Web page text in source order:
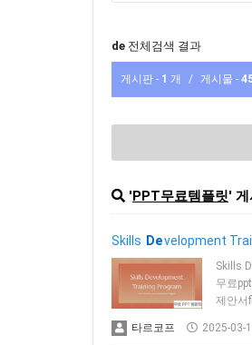
de 전체검색 결과
게시판 - 1 개 / 게시물 -
'PPT무료템플릿'
Skills Development
Skills
무료
제안
타르코프 2025-03-